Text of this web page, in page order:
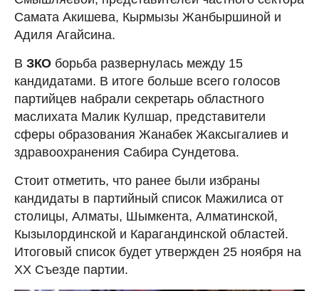
Самата Акишева, Кырмызы Жанбыршиной и
Адиля Агайсина.
В ЗКОборьба развернулась между 15
кандидатами. В итоге больше всего голосов
партийцев набрали секретарь областного
маслихата Малик Кулшар, представители
сферы образования Жанабек Жаксыгалиев и
здравоохранения Сабира Сундетова.
Стоит отметить, что ранее были избраны
кандидаты в партийный список Мажилиса от
столицы, Алматы, Шымкента, Алматинской,
Кызылординской и Карагандинской областей.
Итоговый список будет утвержден 25 ноября на
XX Съезде партии.